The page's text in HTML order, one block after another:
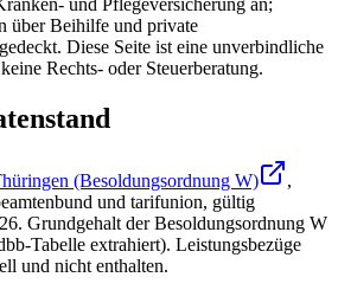
und Pflegeversicherung an;
über Beihilfe und private
Diese Seite ist eine unverbindliche
Rechts- oder Steuerberatung.
(Besoldungsordnung W)
,
und tarifunion, gültig
. Grundgehalt der Besoldungsordnung W
Tabelle extrahiert). Leistungsbezüge
und nicht enthalten.